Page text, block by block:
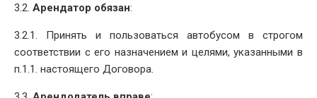
3.2. Арендатор обязан:
3.2.1. Принять и пользоваться автобусом в строгом
соответствии с его назначением и целями, указанными в
п.1.1. настоящего Договора.